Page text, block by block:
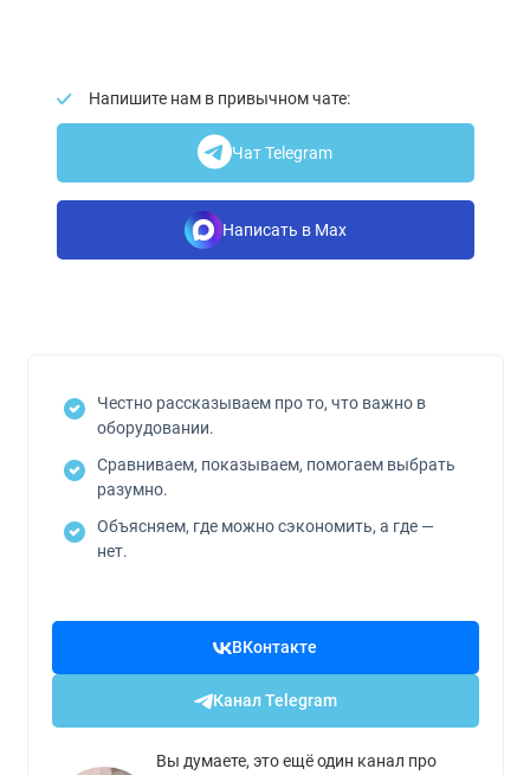
Напишите нам в привычном чате:
Чат Telegram
Написать в Max
Честно рассказываем про то, что важно в
оборудовании.
Сравниваем, показываем, помогаем выбрать
разумно.
Объясняем, где можно сэкономить, а где —
нет.
ВКонтакте
Канал Telegram
Вы думаете, это ещё один канал про